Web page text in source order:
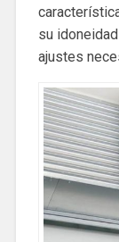
su
ajustes